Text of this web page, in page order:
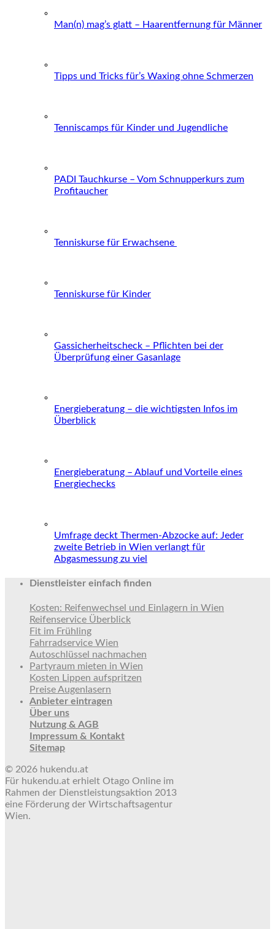
Man(n) mag’s glatt – Haarentfernung für Männer
Tipps und Tricks für’s Waxing ohne Schmerzen
Tenniscamps für Kinder und Jugendliche
PADI Tauchkurse – Vom Schnupperkurs zum
Profitaucher
Tenniskurse für Erwachsene
Tenniskurse für Kinder
Gassicherheitscheck – Pflichten bei der
Überprüfung einer Gasanlage
Energieberatung – die wichtigsten Infos im
Überblick
Energieberatung – Ablauf und Vorteile eines
Energiechecks
Umfrage deckt Thermen-Abzocke auf: Jeder
zweite Betrieb in Wien verlangt für
Abgasmessung zu viel
Dienstleister einfach finden
Kosten: Reifenwechsel und Einlagern in Wien
Reifenservice Überblick
Fit im Frühling
Fahrradservice Wien
Autoschlüssel nachmachen
Partyraum mieten in Wien
Kosten Lippen aufspritzen
Preise Augenlasern
Anbieter eintragen
Über uns
Nutzung & AGB
Impressum & Kontakt
Sitemap
© 2026 hukendu.at
Für hukendu.at erhielt Otago Online im
Rahmen der Dienstleistungsaktion 2013
eine Förderung der Wirtschaftsagentur
Wien.